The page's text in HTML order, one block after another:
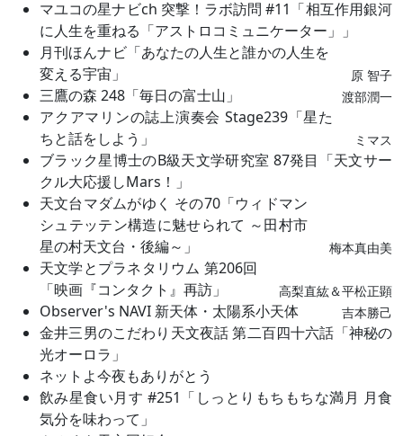
マユコの星ナビch 突撃！ラボ訪問 #11「相互作用銀河
に人生を重ねる「アストロコミュニケーター」」
月刊ほんナビ「あなたの人生と誰かの人生を
変える宇宙」
原 智子
三鷹の森 248「毎日の富士山」 渡部潤一
アクアマリンの誌上演奏会 Stage239「星た
ちと話をしよう」
ミマス
ブラック星博士のB級天文学研究室 87発目「天文サー
クル大応援しMars！」
天文台マダムがゆく その70「ウィドマン
シュテッテン構造に魅せられて ～田村市
星の村天文台・後編～」
梅本真由美
天文学とプラネタリウム 第206回
「映画『コンタクト』再訪」
高梨直紘＆平松正顕
Observer's NAVI 新天体・太陽系小天体 吉本勝己
金井三男のこだわり天文夜話 第二百四十六話「神秘の
光オーロラ」
ネットよ今夜もありがとう
飲み星食い月す #251「しっとりもちもちな満月 月食
気分を味わって」